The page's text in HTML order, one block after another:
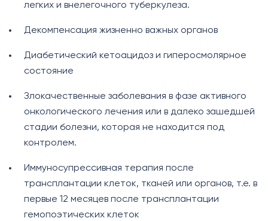
легких и внелегочного туберкулеза.
Декомпенсация жизненно важных органов
Диабетический кетоацидоз и гиперосмолярное
состояние
Злокачественные заболевания в фазе активного
онкологического лечения или в далеко зашедшей
стадии болезни, которая не находится под
контролем.
Иммуносупрессивная терапия после
трансплантации клеток, тканей или органов, т.е. в
первые 12 месяцев после трансплантации
гемопоэтических клеток